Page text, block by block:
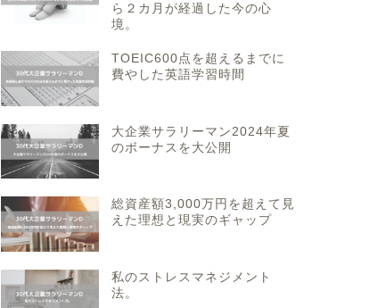
ら２カ月が経過した今の心
境。
TOEIC600点を超えるまでに
費やした英語学習時間
大企業サラリーマン2024年夏
のボーナスを大公開
総資産額3,000万円を超えて見
えた理想と現実のギャップ
私のストレスマネジメント
法。